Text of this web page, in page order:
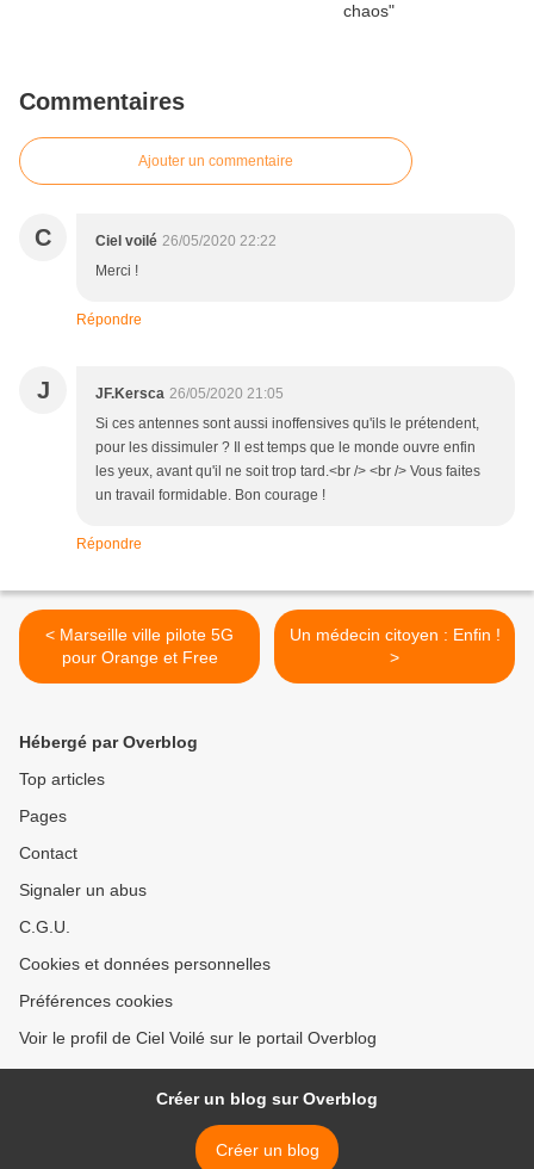
Commentaires
Ajouter un commentaire
C Ciel voilé 26/05/2020 22:22
Merci !
Répondre
J JF.Kersca 26/05/2020 21:05
Si ces antennes sont aussi inoffensives qu'ils le prétendent,
pour les dissimuler ? Il est temps que le monde ouvre enfin
les yeux, avant qu'il ne soit trop tard.<br /> <br /> Vous faites
un travail formidable. Bon courage !
Répondre
< Marseille ville pilote 5G
pour Orange et Free
Un médecin citoyen : Enfin !
>
Hébergé par Overblog
Top articles
Pages
Contact
Signaler un abus
C.G.U.
Cookies et données personnelles
Préférences cookies
Voir le profil de Ciel Voilé sur le portail Overblog
Créer un blog sur Overblog
Créer un blog